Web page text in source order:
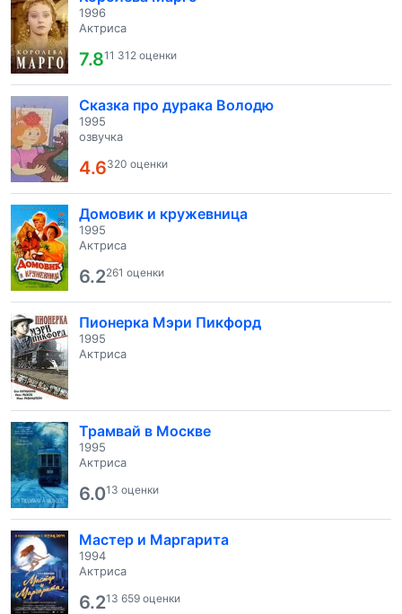
1996
Актриса
7.811 312 оценки
Сказка про дурака Володю
1995
озвучка
4.6320 оценки
Домовик и кружевница
1995
Актриса
6.2261 оценки
Пионерка Мэри Пикфорд
1995
Актриса
Трамвай в Москве
1995
Актриса
6.013 оценки
Мастер и Маргарита
1994
Актриса
6.213 659 оценки